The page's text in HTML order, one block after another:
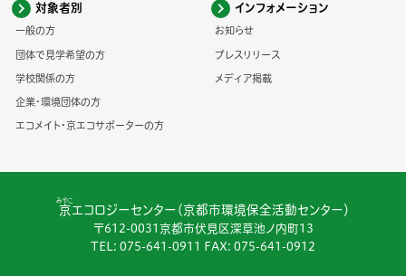
対象者別
一般の方
団体で見学希望の方
学校関係の方
企業・環境団体の方
エコメイト・京エコサポーターの方
インフォメーション
お知らせ
プレスリリース
メディア掲載
京
みやこ
エコロジーセンター（京都市環境保全活動センター）
〒612-0031京都市伏見区深草池ノ内町13
TEL: 075-641-0911 FAX: 075-641-0912